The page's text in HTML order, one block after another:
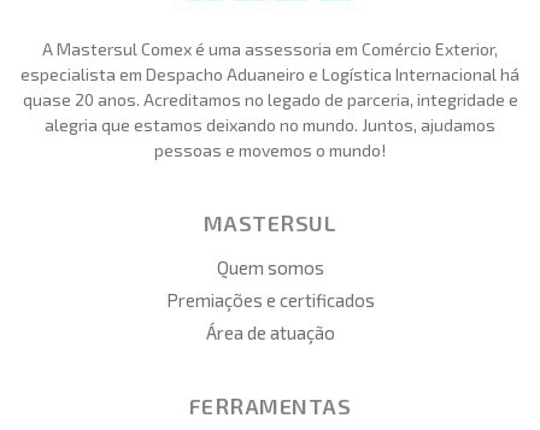
A Mastersul Comex é uma assessoria em Comércio Exterior,
especialista em Despacho Aduaneiro e Logística Internacional há
quase 20 anos. Acreditamos no legado de parceria, integridade e
alegria que estamos deixando no mundo. Juntos, ajudamos
pessoas e movemos o mundo!
MASTERSUL
Quem somos
Premiações e certificados
Área de atuação
FERRAMENTAS